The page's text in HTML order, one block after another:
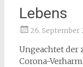
Lebens
26. September
Ungeachtet der
Corona-